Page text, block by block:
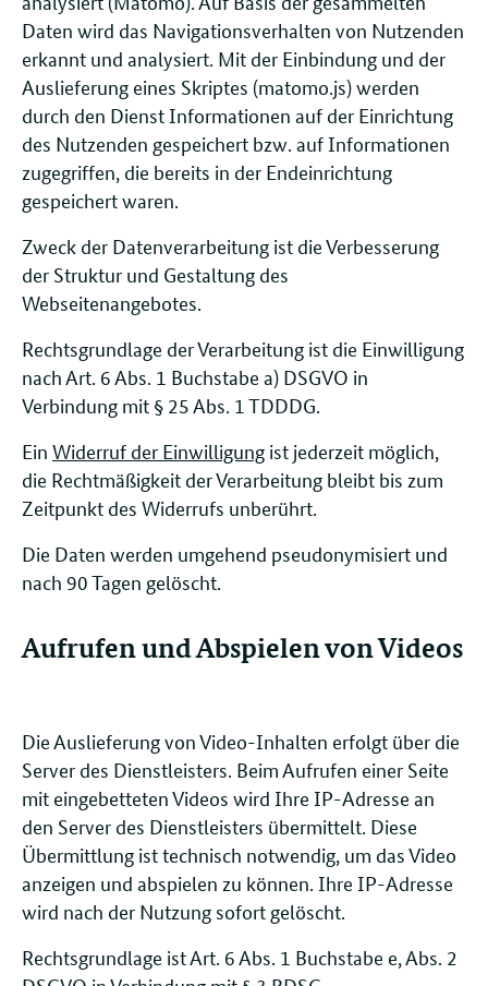
Daten wird das Navigationsverhalten von Nutzenden
erkannt und analysiert. Mit der Einbindung und der
Auslieferung eines Skriptes (matomo.js) werden
durch den Dienst Informationen auf der Einrichtung
des Nutzenden gespeichert bzw. auf Informationen
zugegriffen, die bereits in der Endeinrichtung
gespeichert waren.
Zweck der Datenverarbeitung ist die Verbesserung
der Struktur und Gestaltung des
Webseitenangebotes.
Rechtsgrundlage der Verarbeitung ist die Einwilligung
nach Art. 6 Abs. 1 Buchstabe a) DSGVO in
Verbindung mit § 25 Abs. 1 TDDDG.
Ein Widerruf der Einwilligung ist jederzeit möglich,
die Rechtmäßigkeit der Verarbeitung bleibt bis zum
Zeitpunkt des Widerrufs unberührt.
Die Daten werden umgehend pseudonymisiert und
nach 90 Tagen gelöscht.
Aufrufen und Abspielen von Videos
Die Auslieferung von Video-Inhalten erfolgt über die
Server des Dienstleisters. Beim Aufrufen einer Seite
mit eingebetteten Videos wird Ihre IP-Adresse an
den Server des Dienstleisters übermittelt. Diese
Übermittlung ist technisch notwendig, um das Video
anzeigen und abspielen zu können. Ihre IP-Adresse
wird nach der Nutzung sofort gelöscht.
Rechtsgrundlage ist Art. 6 Abs. 1 Buchstabe e, Abs. 2